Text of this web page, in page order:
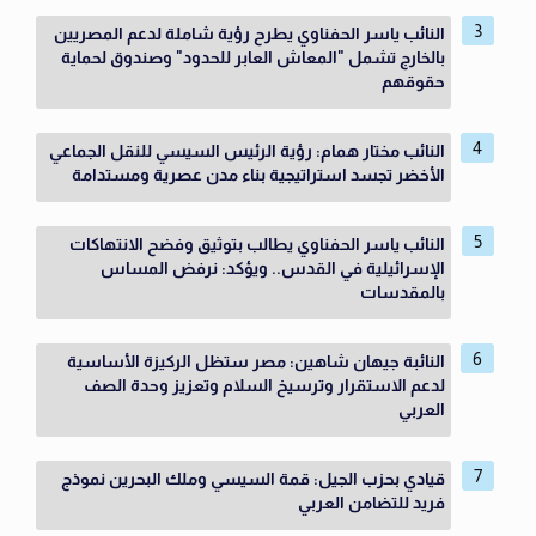
النائب ياسر الحفناوي يطرح رؤية شاملة لدعم المصريين
بالخارج تشمل "المعاش العابر للحدود" وصندوق لحماية
حقوقهم
النائب مختار همام: رؤية الرئيس السيسي للنقل الجماعي
الأخضر تجسد استراتيجية بناء مدن عصرية ومستدامة
النائب ياسر الحفناوي يطالب بتوثيق وفضح الانتهاكات
الإسرائيلية في القدس.. ويؤكد: نرفض المساس
بالمقدسات
النائبة جيهان شاهين: مصر ستظل الركيزة الأساسية
لدعم الاستقرار وترسيخ السلام وتعزيز وحدة الصف
العربي
قيادي بحزب الجيل: قمة السيسي وملك البحرين نموذج
فريد للتضامن العربي